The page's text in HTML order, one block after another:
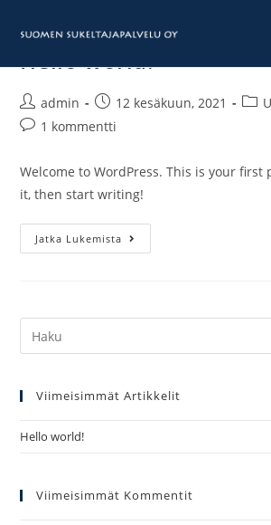
suoraan
Hello world!
Artikkelin
kirjoittaja:
admin
Artikkeli
julkaistu:
12 kesäkuun, 2021
Artikkelin
1 kommentti
Welcome to WordPress. This is your first
it, then start writing!
Jatka Lukemista
world!
Hae:
Viimeisimmät Artikkelit
Hello world!
Viimeisimmät Kommentit